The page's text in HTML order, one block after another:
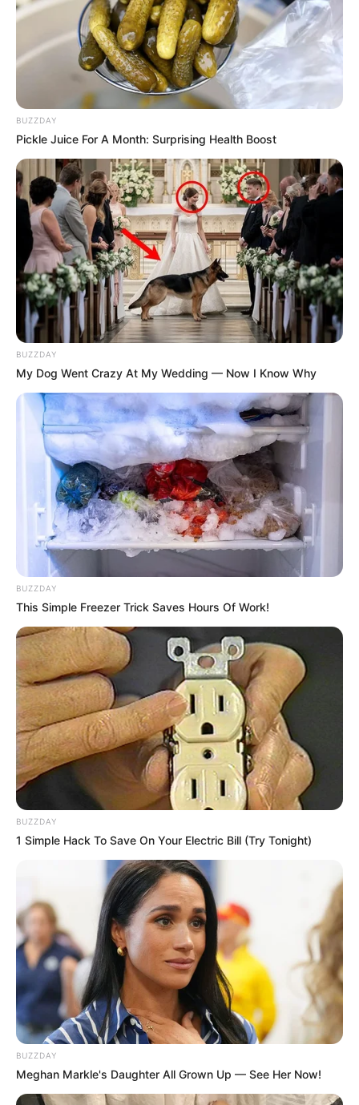
BUZZDAY
Pickle Juice For A Month: Surprising Health Boost
BUZZDAY
My Dog Went Crazy At My Wedding — Now I Know Why
BUZZDAY
This Simple Freezer Trick Saves Hours Of Work!
BUZZDAY
1 Simple Hack To Save On Your Electric Bill (Try Tonight)
BUZZDAY
Meghan Markle's Daughter All Grown Up — See Her Now!